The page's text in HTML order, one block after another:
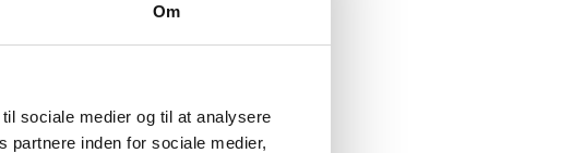
Om
sociale medier og til at analysere
partnere inden for sociale medier,